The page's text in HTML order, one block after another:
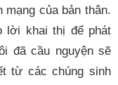
của bản thân.
lời khai thị để phát
đã cầu nguyện sẽ
từ các chúng sinh